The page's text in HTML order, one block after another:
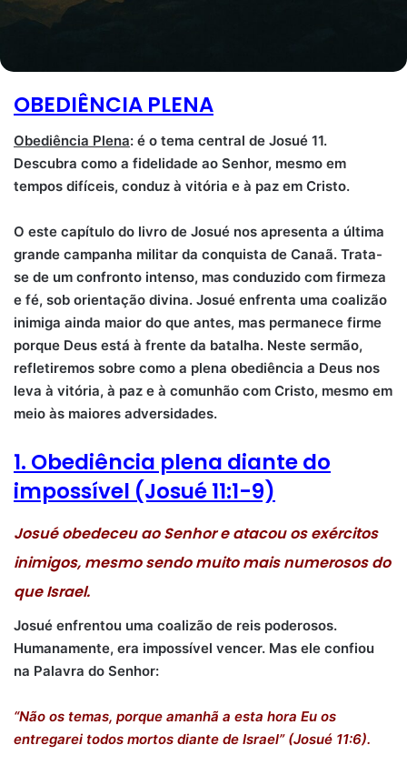
OBEDIÊNCIA PLENA
Obediência Plena: é o tema central de Josué 11.
Descubra como a fidelidade ao Senhor, mesmo em
tempos difíceis, conduz à vitória e à paz em Cristo.
O este capítulo do livro de Josué nos apresenta a última
grande campanha militar da conquista de Canaã. Trata-
se de um confronto intenso, mas conduzido com firmeza
e fé, sob orientação divina. Josué enfrenta uma coalizão
inimiga ainda maior do que antes, mas permanece firme
porque Deus está à frente da batalha. Neste sermão,
refletiremos sobre como a plena obediência a Deus nos
leva à vitória, à paz e à comunhão com Cristo, mesmo em
meio às maiores adversidades.
1. Obediência plena diante do
impossível (Josué 11:1-9)
Josué obedeceu ao Senhor e atacou os exércitos
inimigos, mesmo sendo muito mais numerosos do
que Israel.
Josué enfrentou uma coalizão de reis poderosos.
Humanamente, era impossível vencer. Mas ele confiou
na Palavra do Senhor:
“Não os temas, porque amanhã a esta hora Eu os
entregarei todos mortos diante de Israel” (Josué 11:6).